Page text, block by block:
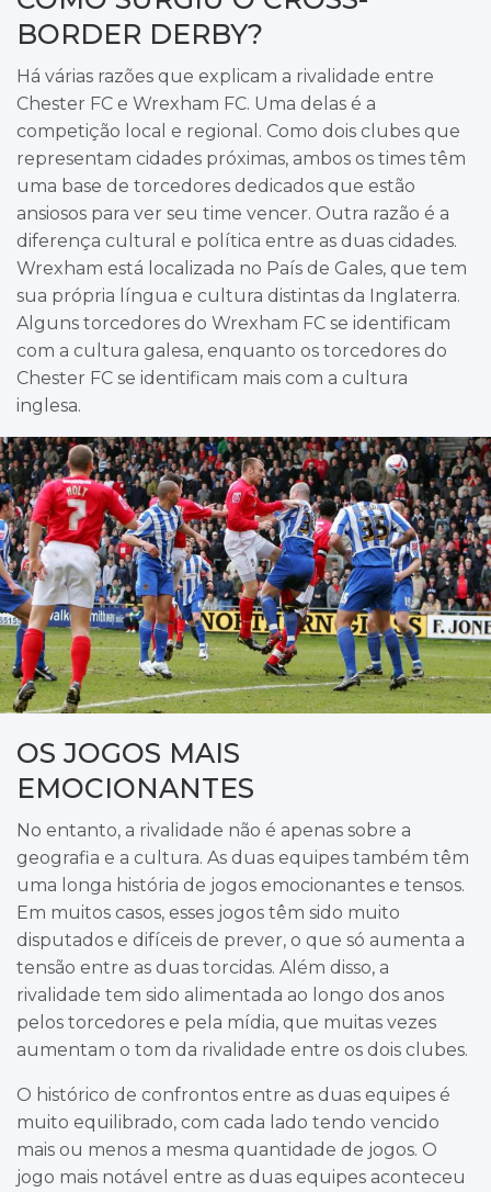
BORDER DERBY?
Há várias razões que explicam a rivalidade entre
Chester FC e Wrexham FC. Uma delas é a
competição local e regional. Como dois clubes que
representam cidades próximas, ambos os times têm
uma base de torcedores dedicados que estão
ansiosos para ver seu time vencer. Outra razão é a
diferença cultural e política entre as duas cidades.
Wrexham está localizada no País de Gales, que tem
sua própria língua e cultura distintas da Inglaterra.
Alguns torcedores do Wrexham FC se identificam
com a cultura galesa, enquanto os torcedores do
Chester FC se identificam mais com a cultura
inglesa.
OS JOGOS MAIS
EMOCIONANTES
No entanto, a rivalidade não é apenas sobre a
geografia e a cultura. As duas equipes também têm
uma longa história de jogos emocionantes e tensos.
Em muitos casos, esses jogos têm sido muito
disputados e difíceis de prever, o que só aumenta a
tensão entre as duas torcidas. Além disso, a
rivalidade tem sido alimentada ao longo dos anos
pelos torcedores e pela mídia, que muitas vezes
aumentam o tom da rivalidade entre os dois clubes.
O histórico de confrontos entre as duas equipes é
muito equilibrado, com cada lado tendo vencido
mais ou menos a mesma quantidade de jogos. O
jogo mais notável entre as duas equipes aconteceu